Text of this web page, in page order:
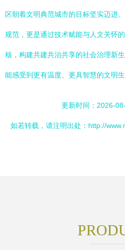
区朝着文明典范城市的目标坚实迈进
规范，更是通过技术赋能与人文关怀
核，构建共建共治共享的社会治理新
能感受到更有温度、更具智慧的文明生
更新时间：2026-
如若转载，请注明出处：http://